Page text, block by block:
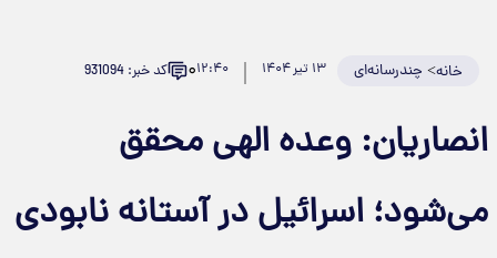
خانه>چندرسانه‌ای ۱۳ تیر ۱۴۰۴ ۱۲:۴۰۰ کد خبر: 931094
وعده الهی محقق
اسرائیل در آستانه نابودی